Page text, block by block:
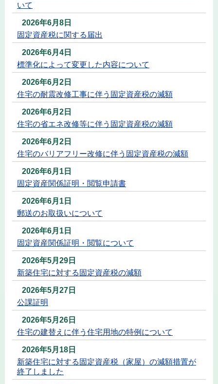
いて
2026年6月8日
固定資産税に関する届出
2026年6月4日
標準化によって変更した内容について
2026年6月2日
住宅の耐震改修工事に伴う固定資産税の減額
2026年6月2日
住宅の省エネ改修等に伴う固定資産税の減額
2026年6月2日
住宅のバリアフリー改修に伴う固定資産税の減額
2026年6月1日
固定資産関係証明・閲覧申請書
2026年6月1日
郵送のお取扱いについて
2026年6月1日
固定資産関係証明・閲覧について
2026年5月29日
新築住宅に対する固定資産税の減額
2026年5月27日
公課証明
2026年5月26日
住宅の建替えに伴う住宅用地の特例について
2026年5月18日
新築住宅に対する固定資産税（家屋）の減額措置が
終了しました